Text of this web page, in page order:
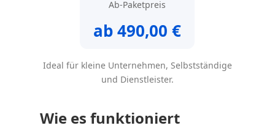
Ab-Paketpreis
ab 490,00 €
Ideal für kleine Unternehmen, Selbstständige
und Dienstleister.
Wie es funktioniert